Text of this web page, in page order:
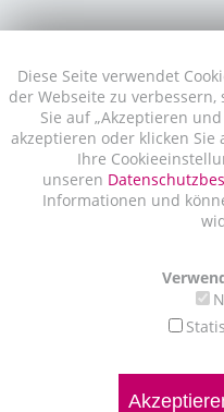
Diese Seite verwendet
der Webseite zu
Sie auf „Akzeptieren
akzeptieren oder klicken
Ihre
unseren
Informationen und